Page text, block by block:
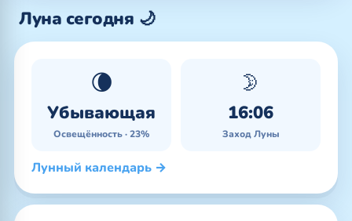
Луна сегодня 🌙
🌘
Убывающая
Освещённость · 23%
🌛
16:06
Заход Луны
Лунный календарь →